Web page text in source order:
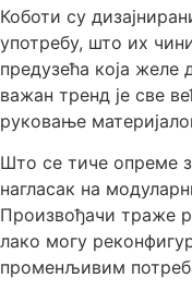
Коботи су
употребу, што их
предузећа која желе
важан тренд је све
руковање
Што се тиче опреме
нагласак на
Произвођачи траже
лако могу
променљивим